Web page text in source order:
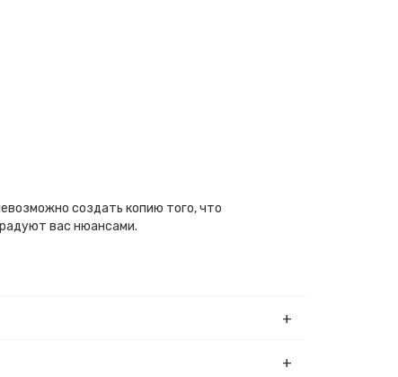
создать копию того, что
вас нюансами.